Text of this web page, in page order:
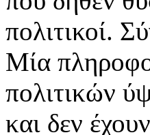
πολιτικοί.
Μία
πολιτικών
και δεν